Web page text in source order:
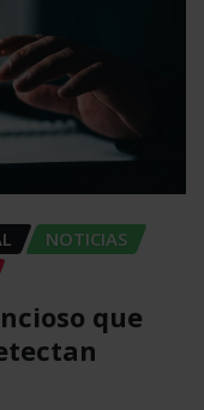
NOTICIAS
que